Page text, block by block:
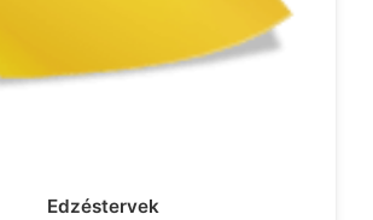
Edzéstervek